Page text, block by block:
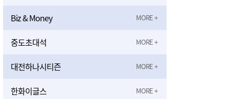
Biz & Money
중도초대석
대전하나시티즌
한화이글스